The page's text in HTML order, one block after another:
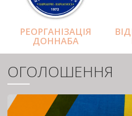
РЕОРГАНІЗАЦІЯ
ДОННАБА
ОГОЛОШЕННЯ